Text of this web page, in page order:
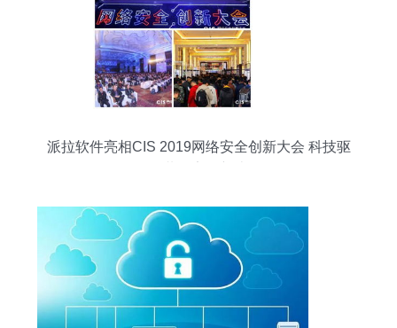
派拉软件亮相CIS 2019网络安全创新大会 科技驱